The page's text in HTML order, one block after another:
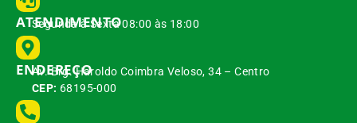
ATENDIMENTO
Segunda à Sexta 08:00 às 18:00
ENDEREÇO
Av. Brg. Haroldo Coimbra Veloso, 34 – Centro
CEP: 68195-000